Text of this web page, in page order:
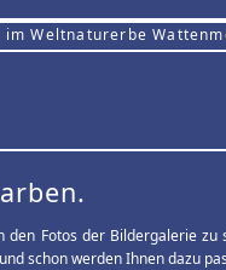
Weltnaturerbe
den Fotos der Bildergalerie
schon werden Ihnen dazu